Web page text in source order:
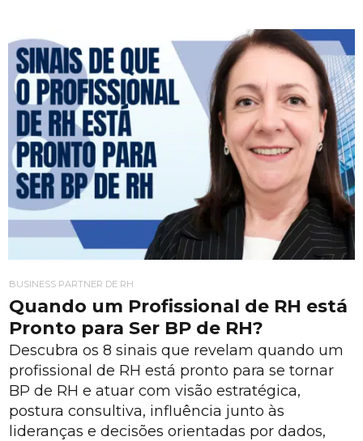
BUSINESS PARTNER DE RH
Quando um Profissional de RH está
Pronto para Ser BP de RH?
Descubra os 8 sinais que revelam quando um
profissional de RH está pronto para se tornar
BP de RH e atuar com visão estratégica,
postura consultiva, influência junto às
lideranças e decisões orientadas por dados,